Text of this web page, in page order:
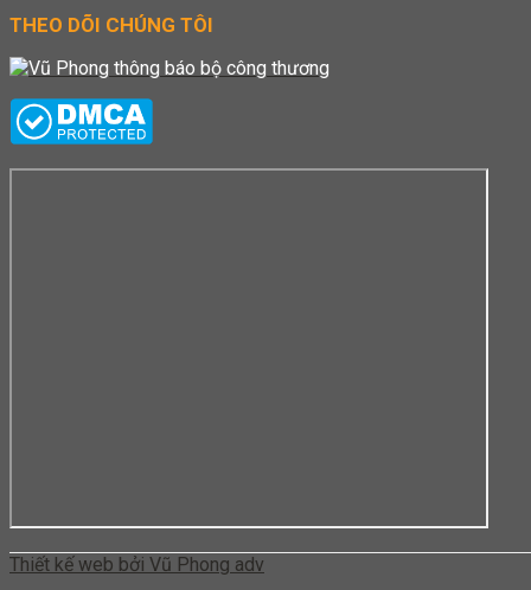
THEO DÕI CHÚNG TÔI
Thiết kế web bởi Vũ Phong adv